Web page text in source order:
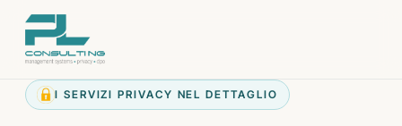
contenuto
I SERVIZI PRIVACY NEL DETTAGLIO